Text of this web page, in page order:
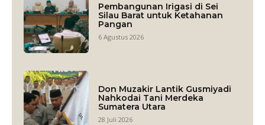
Pembangunan Irigasi di Sei
Silau Barat untuk Ketahanan
Pangan
6 Agustus 2026
Don Muzakir Lantik Gusmiyadi
Nahkodai Tani Merdeka
Sumatera Utara
28 Juli 2026